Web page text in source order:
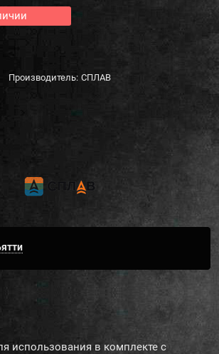
Производитель: СПЛАВ
использования в комплекте с